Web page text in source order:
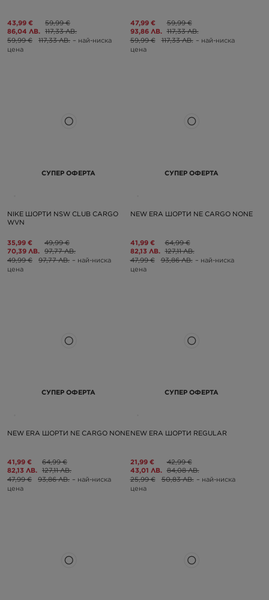
43,99 €
86,04 ЛВ.
59,99 €
117,33 ЛВ.
59,99 €
117,33 ЛВ. – най-ниска
цена
47,99 €
93,86 ЛВ.
59,99 €
117,33 ЛВ.
59,99 €
117,33 ЛВ. – най-ниска
цена
СУПЕР ОФЕРТА
NIKE ШОРТИ NSW CLUB CARGO
WVN
35,99 €
70,39 ЛВ.
49,99 €
97,77 ЛВ.
49,99 €
97,77 ЛВ. – най-ниска
цена
СУПЕР ОФЕРТА
NEW ERA ШОРТИ NE CARGO NONE
41,99 €
82,13 ЛВ.
64,99 €
127,11 ЛВ.
47,99 €
93,86 ЛВ. – най-ниска
цена
СУПЕР ОФЕРТА
NEW ERA ШОРТИ NE CARGO NONE
41,99 €
82,13 ЛВ.
64,99 €
127,11 ЛВ.
47,99 €
93,86 ЛВ. – най-ниска
цена
СУПЕР ОФЕРТА
NEW ERA ШОРТИ REGULAR
21,99 €
43,01 ЛВ.
42,99 €
84,08 ЛВ.
25,99 €
50,83 ЛВ. – най-ниска
цена